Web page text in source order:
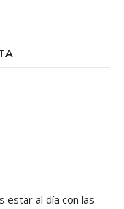
estar al día con las